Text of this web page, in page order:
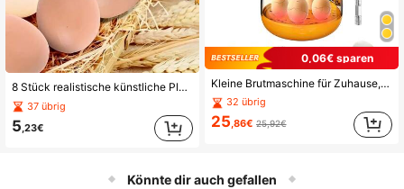
8 Stück realistische künstliche Plastik Eier, geeignet für den Nestbau, die Hühnerstall Dekoration, Zubehör für Gehege von Nutztieren
37 übrig
5 ,23€
0,06€ sparen
Kleine Brutmaschine für Zuhause, kompakt mit Eier-Durchleuchtungslampe, USB, Temperaturanzeige, leichtes transparentes Fenster, geeignet für Hühner-, Enten-, Wachteln- und Gänseeier, Feuchtigkeitsregelung, automatische Temperaturregelung, manuelle Eierdrehung, für Bildungszwecke
32 übrig
25,86€ 25,92€
Könnte dir auch gefallen